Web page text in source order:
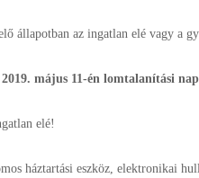
állapotban az ingatlan elé vagy a
május 11-én lomtalanítási
elé!
háztartási eszköz, elektronikai